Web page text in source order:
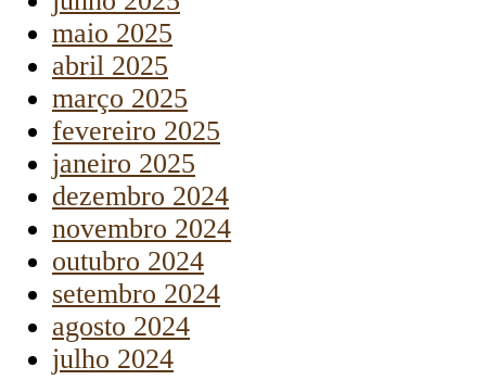
maio 2025
abril 2025
março 2025
fevereiro 2025
janeiro 2025
dezembro 2024
novembro 2024
outubro 2024
setembro 2024
agosto 2024
julho 2024